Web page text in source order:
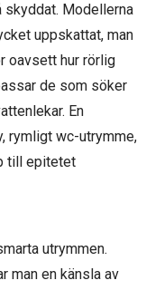
skyddat. Modellerna
uppskattat, man
oavsett hur rörlig
de som söker
En
rymligt wc-utrymme,
till epitetet
utrymmen.
man en känsla av